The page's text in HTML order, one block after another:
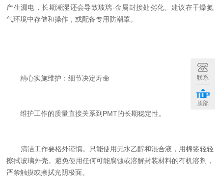
产生漏电，长期潮湿还会导致玻璃-金属封接处劣化。建议在干燥氮
气环境中存储和操作，或配备专用防潮罩。
精心实施维护：细节决定寿命
维护工作的质量直接关系到PMT的长期稳定性。
清洁工作要格外谨慎。只能使用无水乙醇和混合液，用棉签轻轻
擦拭玻璃外壳。避免使用任何可能腐蚀或溶解封装材料的有机溶剂，
严禁触摸或擦拭光阴极面。
联系
顶部